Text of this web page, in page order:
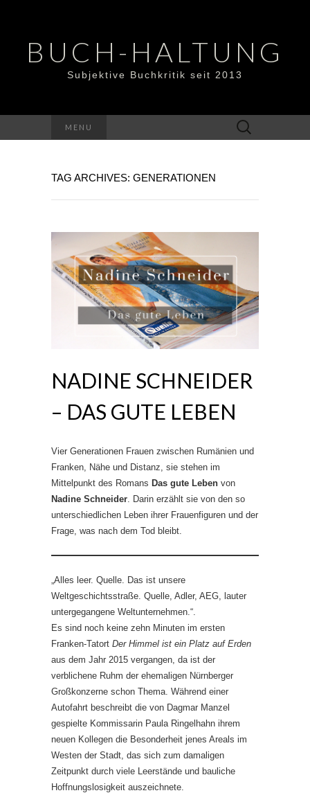
BUCH-HALTUNG
Subjektive Buchkritik seit 2013
MENU
Suchen
nach:
TAG ARCHIVES: GENERATIONEN
NADINE SCHNEIDER
– DAS GUTE LEBEN
Vier Generationen Frauen zwischen Rumänien und
Franken, Nähe und Distanz, sie stehen im
Mittelpunkt des Romans Das gute Leben von
Nadine Schneider . Darin erzählt sie von den so
unterschiedlichen Leben ihrer Frauenfiguren und der
Frage, was nach dem Tod bleibt.
„Alles leer. Quelle. Das ist unsere
Weltgeschichtsstraße. Quelle, Adler, AEG, lauter
untergegangene Weltunternehmen.“.
Es sind noch keine zehn Minuten im ersten
Franken-Tatort Der Himmel ist ein Platz auf Erden
aus dem Jahr 2015 vergangen, da ist der
verblichene Ruhm der ehemaligen Nürnberger
Großkonzerne schon Thema. Während einer
Autofahrt beschreibt die von Dagmar Manzel
gespielte Kommissarin Paula Ringelhahn ihrem
neuen Kollegen die Besonderheit jenes Areals im
Westen der Stadt, das sich zum damaligen
Zeitpunkt durch viele Leerstände und bauliche
Hoffnungslosigkeit auszeichnete.